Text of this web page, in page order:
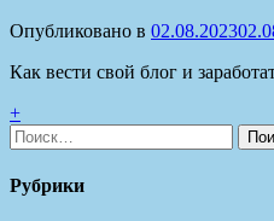
Опубликовано в 02.08.2023
Как вести свой блог и
+
Найти:
Рубрики